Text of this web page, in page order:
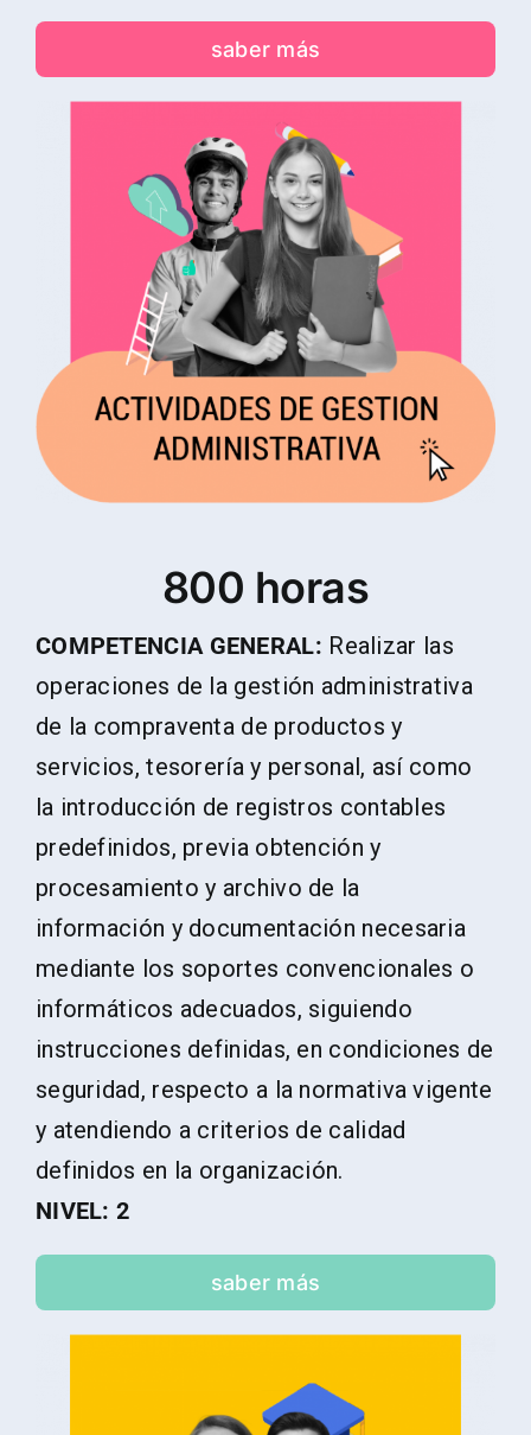
saber más
800 horas
COMPETENCIA GENERAL: Realizar las
operaciones de la gestión administrativa
de la compraventa de productos y
servicios, tesorería y personal, así como
la introducción de registros contables
predefinidos, previa obtención y
procesamiento y archivo de la
información y documentación necesaria
mediante los soportes convencionales o
informáticos adecuados, siguiendo
instrucciones definidas, en condiciones de
seguridad, respecto a la normativa vigente
y atendiendo a criterios de calidad
definidos en la organización.
NIVEL: 2
saber más